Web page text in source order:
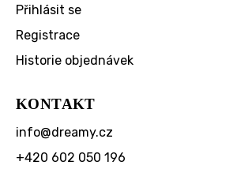
Přihlásit se
Registrace
Historie objednávek
KONTAKT
info@dreamy.cz
+420 602 050 196